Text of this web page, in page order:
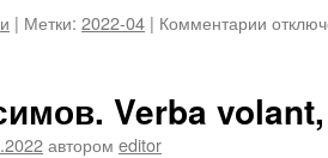
| Метки: 2022-04 | Комментарии к
Verba
автором editor